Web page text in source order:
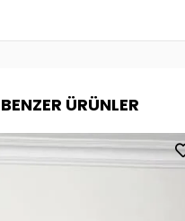
BENZER ÜRÜNLER